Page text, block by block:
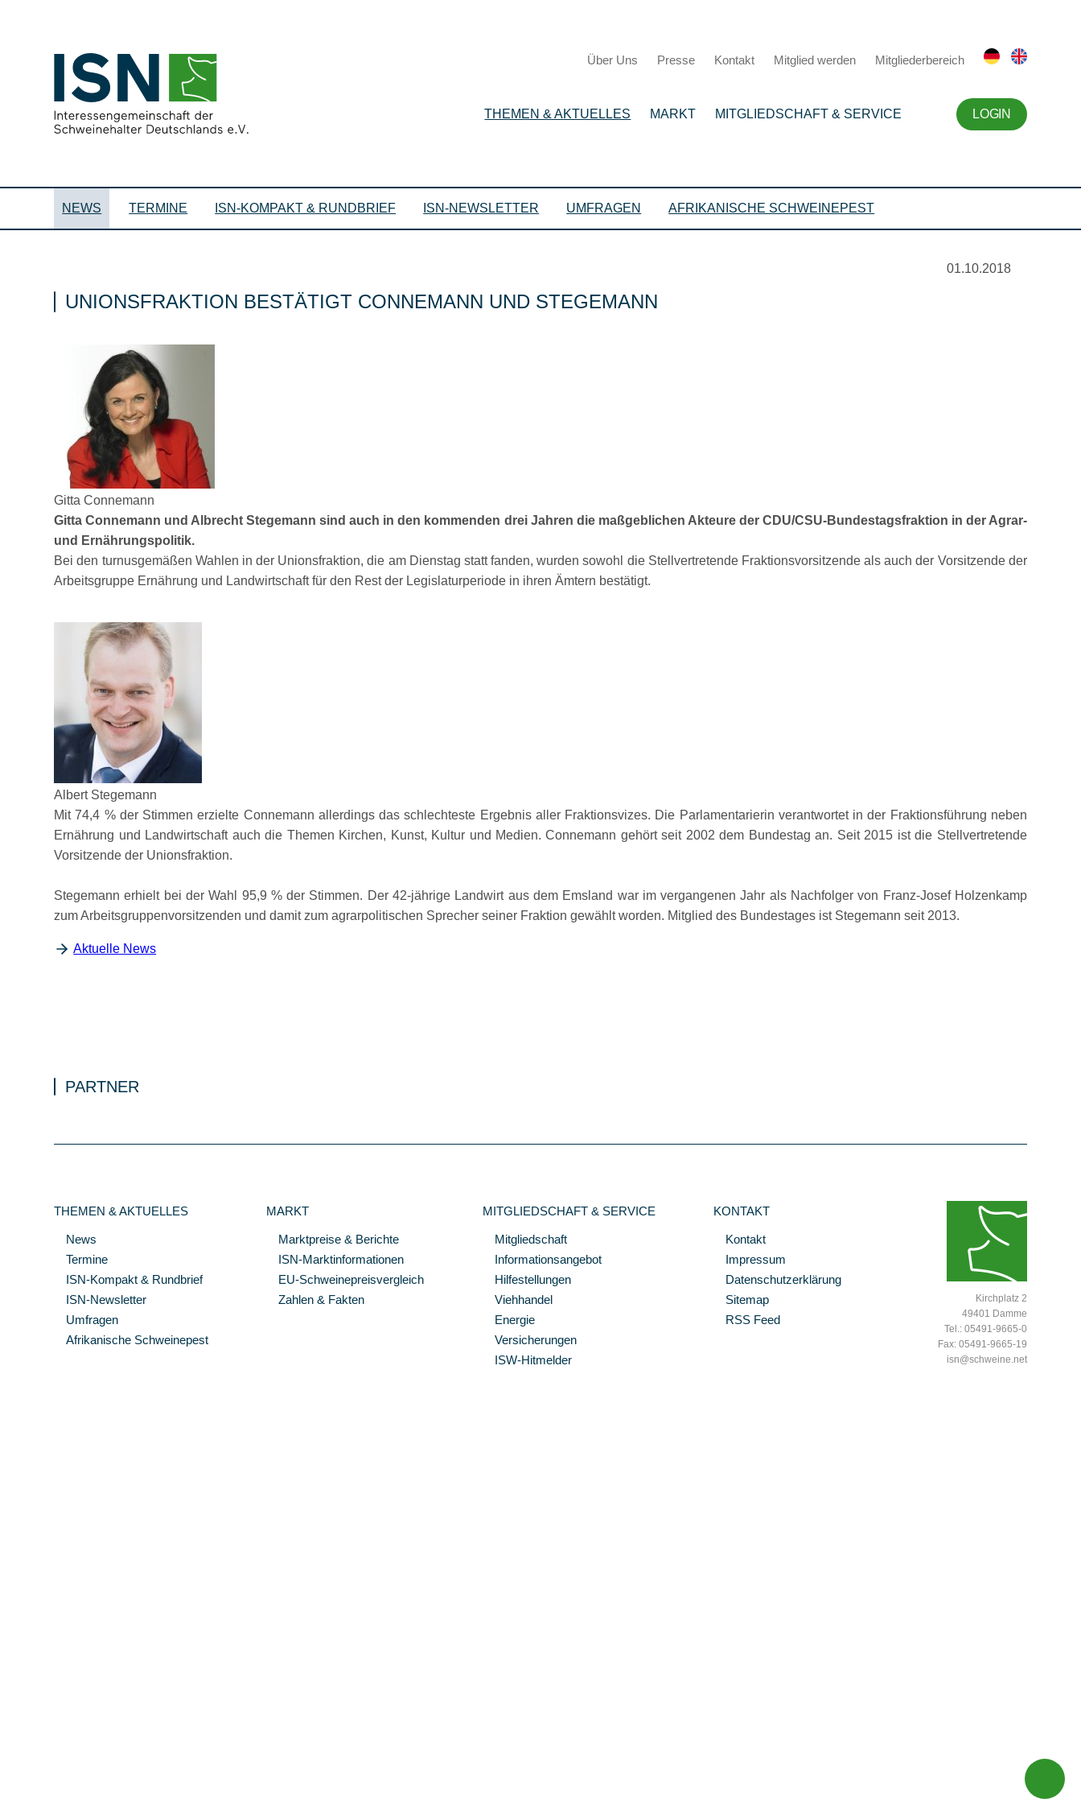
Über Uns Presse Kontakt Mitglied werden Mitgliederbereich
THEMEN & AKTUELLES MARKT MITGLIEDSCHAFT & SERVICE LOGIN
NEWS TERMINE ISN-KOMPAKT & RUNDBRIEF ISN-NEWSLETTER UMFRAGEN AFRIKANISCHE SCHWEINEPEST
01.10.2018
UNIONSFRAKTION BESTÄTIGT CONNEMANN UND STEGEMANN
Gitta Connemann
Gitta Connemann und Albrecht Stegemann sind auch in den kommenden drei Jahren die maßgeblichen Akteure der CDU/CSU-Bundestagsfraktion in der Agrar-
und Ernährungspolitik.
Bei den turnusgemäßen Wahlen in der Unionsfraktion, die am Dienstag statt fanden, wurden sowohl die Stellvertretende Fraktionsvorsitzende als auch der Vorsitzende der
Arbeitsgruppe Ernährung und Landwirtschaft für den Rest der Legislaturperiode in ihren Ämtern bestätigt.
Albert Stegemann
Mit 74,4 % der Stimmen erzielte Connemann allerdings das schlechteste Ergebnis aller Fraktionsvizes. Die Parlamentarierin verantwortet in der Fraktionsführung neben
Ernährung und Landwirtschaft auch die Themen Kirchen, Kunst, Kultur und Medien. Connemann gehört seit 2002 dem Bundestag an. Seit 2015 ist die Stellvertretende
Vorsitzende der Unionsfraktion.
Stegemann erhielt bei der Wahl 95,9 % der Stimmen. Der 42-jährige Landwirt aus dem Emsland war im vergangenen Jahr als Nachfolger von Franz-Josef Holzenkamp
zum Arbeitsgruppenvorsitzenden und damit zum agrarpolitischen Sprecher seiner Fraktion gewählt worden. Mitglied des Bundestages ist Stegemann seit 2013.
Aktuelle News
PARTNER
THEMEN & AKTUELLES
News
Termine
ISN-Kompakt & Rundbrief
ISN-Newsletter
Umfragen
Afrikanische Schweinepest
MARKT
Marktpreise & Berichte
ISN-Marktinformationen
EU-Schweinepreisvergleich
Zahlen & Fakten
MITGLIEDSCHAFT & SERVICE
Mitgliedschaft
Informationsangebot
Hilfestellungen
Viehhandel
Energie
Versicherungen
ISW-Hitmelder
KONTAKT
Kontakt
Impressum
Datenschutzerklärung
Sitemap
RSS Feed
Kirchplatz 2
49401 Damme
Tel.: 05491-9665-0
Fax: 05491-9665-19
isn@schweine.net